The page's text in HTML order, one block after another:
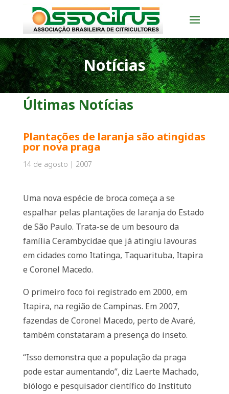
Notícias
Últimas Notícias
Plantações de laranja são atingidas
por nova praga
14 de agosto | 2007
Uma nova espécie de broca começa a se
espalhar pelas plantações de laranja do Estado
de São Paulo. Trata-se de um besouro da
família Cerambycidae que já atingiu lavouras
em cidades como Itatinga, Taquarituba, Itapira
e Coronel Macedo.
O primeiro foco foi registrado em 2000, em
Itapira, na região de Campinas. Em 2007,
fazendas de Coronel Macedo, perto de Avaré,
também constataram a presença do inseto.
“Isso demonstra que a população da praga
pode estar aumentando”, diz Laerte Machado,
biólogo e pesquisador científico do Instituto